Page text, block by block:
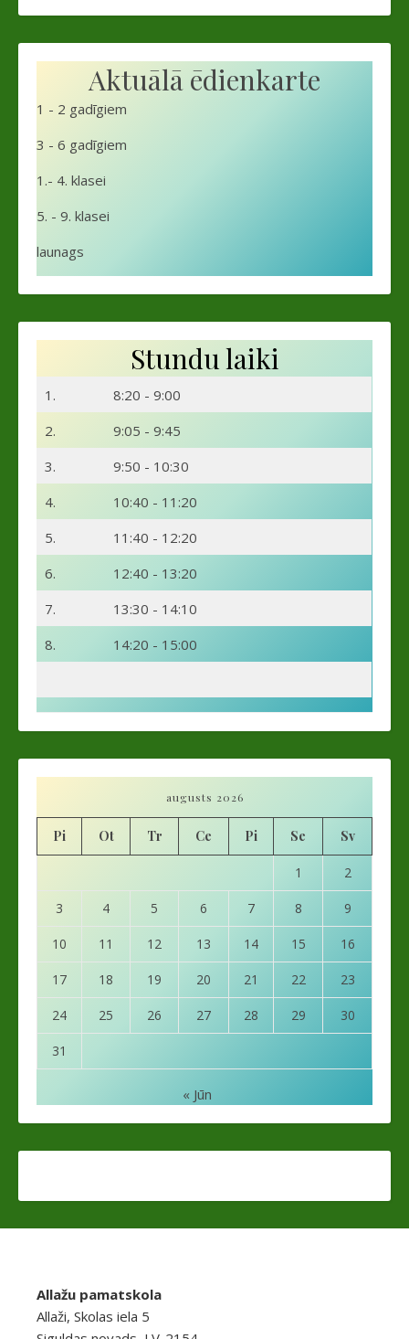
Aktuālā ēdienkarte
1 - 2 gadīgiem
3 - 6 gadīgiem
1.- 4. klasei
5. - 9. klasei
launags
Stundu laiki
1.
8:20 - 9:00
2.
9:05 - 9:45
3.
9:50 - 10:30
4.
10:40 - 11:20
5.
11:40 - 12:20
6.
12:40 - 13:20
7.
13:30 - 14:10
8.
14:20 - 15:00
augusts 2026
Pi Ot Tr Ce Pi Se Sv
1 2
3 4 5 6 7 8 9
10 11 12 13 14 15 16
17 18 19 20 21 22 23
24 25 26 27 28 29 30
31
« Jūn
Allažu pamatskola
Allaži, Skolas iela 5